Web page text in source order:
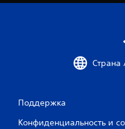
Страна
Поддержка
Конфиденциальность и